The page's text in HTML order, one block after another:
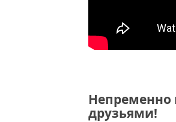
Непременно
друзьями!